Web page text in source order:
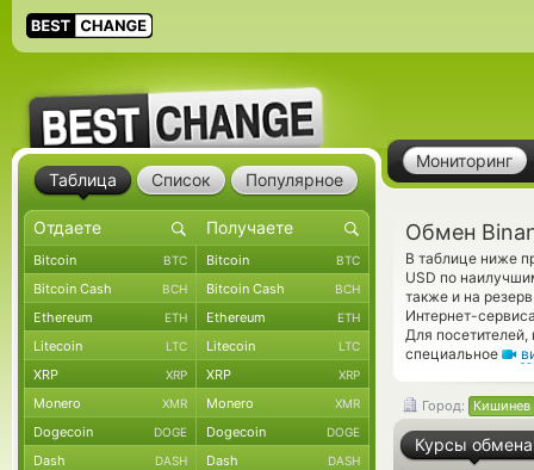
Мониторинг
Обмен
В таблице ниже
USD по
также и на
Интернет-
Для
специальное
Город: Кишинев
Курсы обмена
Таблица Список Популярное
Bitcoin BTC Bitcoin BTC
Bitcoin Cash BCH Bitcoin Cash BCH
Ethereum ETH Ethereum ETH
Litecoin LTC Litecoin LTC
XRP XRP XRP XRP
Monero XMR Monero XMR
Dogecoin DOGE Dogecoin DOGE
Dash DASH Dash DASH